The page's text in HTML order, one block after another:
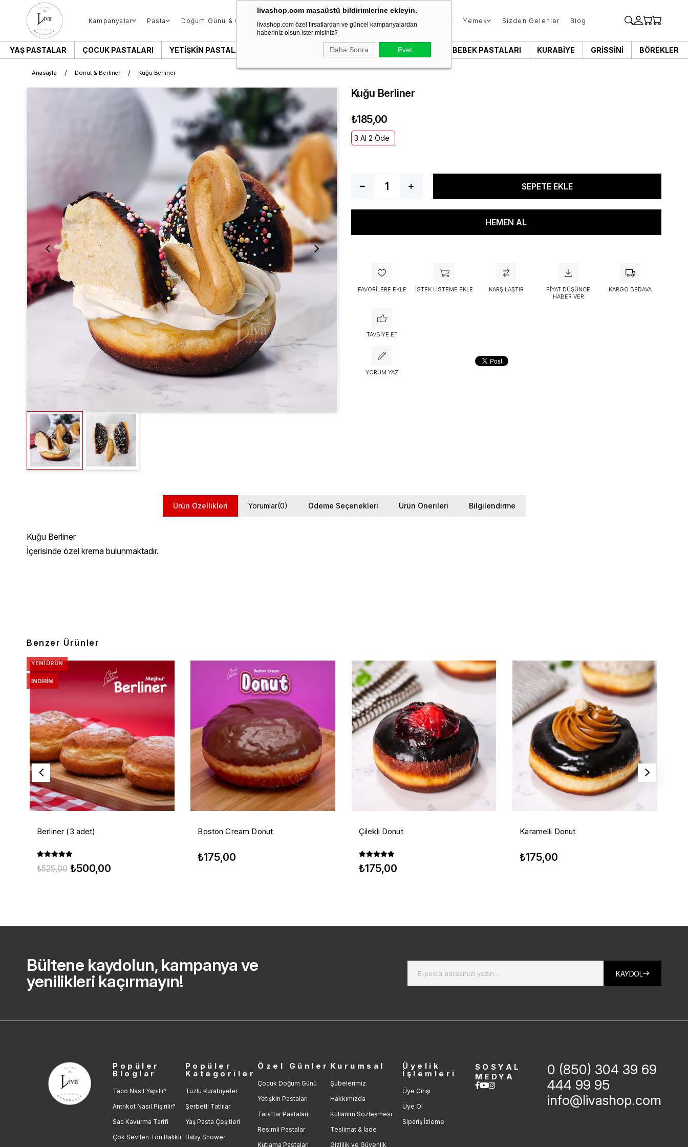
livashop.com masaüstü bildirimlerine ekleyin.
livashop.com özel fırsatlardan ve güncel kampanyalardan
haberiniz olsun ister misiniz?
Daha Sonra Evet
Kampanyalar Pasta Doğum Günü & Özel Gün Donut & Berliner Çikolata Tatlı & Kurabiye Yemek Sizden Gelenler Blog
YAŞ PASTALAR ÇOCUK PASTALARI YETIŞKIN PASTALARI SÖZ & NIŞAN PASTALARI BEBEK PASTALARI KURABIYE GRISSINI BÖREKLER
Anasayfa Donut & Berliner Kuğu Berliner
Kuğu Berliner
₺185,00
3 Al 2 Öde
FAVORILERE EKLE İSTEK LISTEME EKLE KARŞILAŞTIR
FIYAT DÜŞÜNCE
HABER VER
KARGO BEDAVA
TAVSIYE ET
YORUM YAZ
Ürün Özellikleri Yorumlar(0) Ödeme Seçenekleri Ürün Önerileri Bilgilendirme
Kuğu Berliner
İçerisinde özel krema bulunmaktadır.
Benzer Ürünler
Berliner (3 adet)
₺500,00
₺525,00
İNDIRIM
YENI ÜRÜN
Boston Cream Donut
₺175,00
Çilekli Donut
₺175,00
Karamelli Donut
₺175,00
Bültene kaydolun, kampanya ve
yenilikleri kaçırmayın!
KAYDOL
Popüler
Bloglar
Taco Nasıl Yapılır?
Antrikot Nasıl Pişirilir?
Sac Kavurma Tarifi
Çok Sevilen Ton Balıklı
Popüler
Kategoriler
Tuzlu Kurabiyeler
Şerbetli Tatlılar
Yaş Pasta Çeşitleri
Baby Shower
Özel Günler
Çocuk Doğum Günü
Yetişkin Pastaları
Taraftar Pastaları
Resimli Pastalar
Kutlama Pastaları
Kurumsal
Şubelerimiz
Hakkımızda
Kullanım Sözleşmesi
Teslimat & İade
Gizlilik ve Güvenlik
Üyelik
İşlemleri
Üye Girişi
Üye Ol
Sipariş İzleme
SOSYAL
MEDYA
0 (850) 304 39 69
444 99 95
info@livashop.com